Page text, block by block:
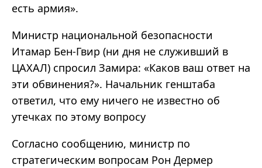
есть армия».
Министр национальной безопасности
Итамар Бен-Гвир (ни дня не служивший в
ЦАХАЛ) спросил Замира: «Каков ваш ответ на
эти обвинения?». Начальник генштаба
ответил, что ему ничего не известно об
утечках по этому вопросу
Согласно сообщению, министр по
стратегическим вопросам Рон Дермер